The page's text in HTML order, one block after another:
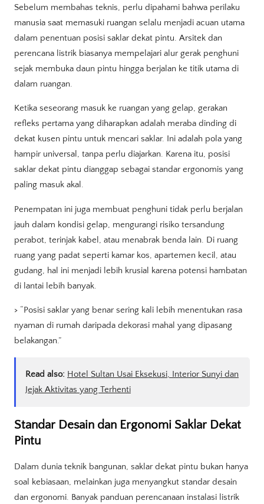
Sebelum membahas teknis, perlu dipahami bahwa perilaku
manusia saat memasuki ruangan selalu menjadi acuan utama
dalam penentuan posisi saklar dekat pintu. Arsitek dan
perencana listrik biasanya mempelajari alur gerak penghuni
sejak membuka daun pintu hingga berjalan ke titik utama di
dalam ruangan.
Ketika seseorang masuk ke ruangan yang gelap, gerakan
refleks pertama yang diharapkan adalah meraba dinding di
dekat kusen pintu untuk mencari saklar. Ini adalah pola yang
hampir universal, tanpa perlu diajarkan. Karena itu, posisi
saklar dekat pintu dianggap sebagai standar ergonomis yang
paling masuk akal.
Penempatan ini juga membuat penghuni tidak perlu berjalan
jauh dalam kondisi gelap, mengurangi risiko tersandung
perabot, terinjak kabel, atau menabrak benda lain. Di ruang
ruang yang padat seperti kamar kos, apartemen kecil, atau
gudang, hal ini menjadi lebih krusial karena potensi hambatan
di lantai lebih banyak.
> “Posisi saklar yang benar sering kali lebih menentukan rasa
nyaman di rumah daripada dekorasi mahal yang dipasang
belakangan.”
Read also: Hotel Sultan Usai Eksekusi, Interior Sunyi dan
Jejak Aktivitas yang Terhenti
Standar Desain dan Ergonomi Saklar Dekat
Pintu
Dalam dunia teknik bangunan, saklar dekat pintu bukan hanya
soal kebiasaan, melainkan juga menyangkut standar desain
dan ergonomi. Banyak panduan perencanaan instalasi listrik